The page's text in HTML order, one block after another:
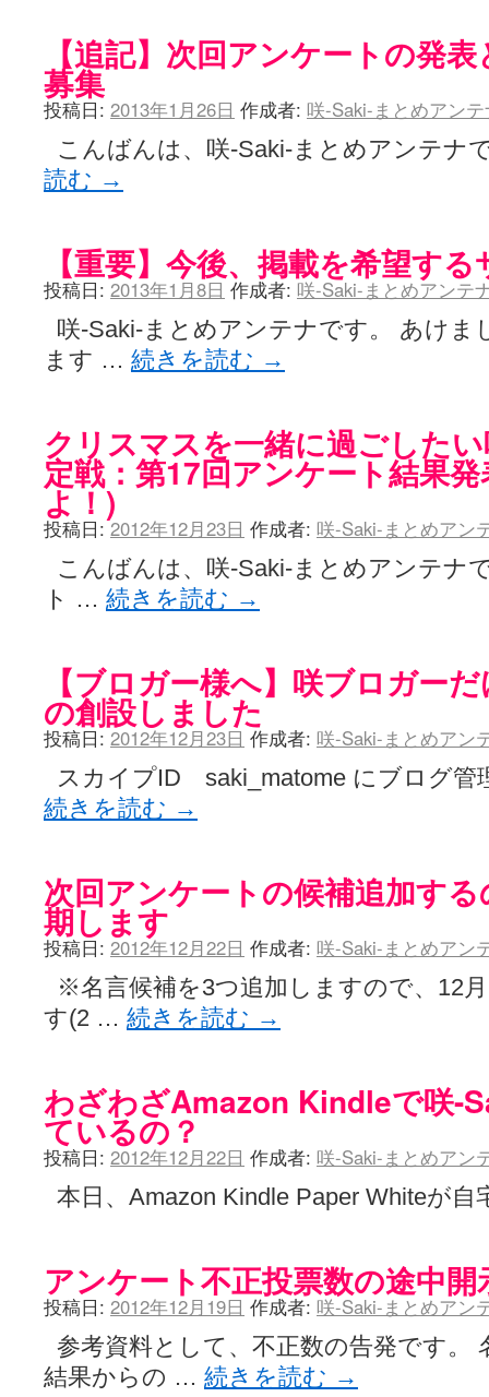
【追記】次回アンケートの発
募集
投稿日: 2013年1月26日 作成者: 咲-Saki-まとめアン
こんばんは、咲-Saki-まとめアンテ
読む →
【重要】今後、掲載を希望す
投稿日: 2013年1月8日 作成者: 咲-Saki-まとめアンテ
咲-Saki-まとめアンテナです。 あけま
ます … 続きを読む →
クリスマスを一緒に過ごした
定戦：第17回アンケート結果
よ！)
投稿日: 2012年12月23日 作成者: 咲-Saki-まとめアン
こんばんは、咲-Saki-まとめアンテナ
ト … 続きを読む →
【ブロガー様へ】咲ブロガー
の創設しました
投稿日: 2012年12月23日 作成者: 咲-Saki-まとめアン
スカイプID saki_matome にブログ
続きを読む →
次回アンケートの候補追加す
期します
投稿日: 2012年12月22日 作成者: 咲-Saki-まとめアン
※名言候補を3つ追加しますので、12
す(2 … 続きを読む →
わざわざAmazon Kindleで咲-
ているの？
投稿日: 2012年12月22日 作成者: 咲-Saki-まとめアン
本日、Amazon Kindle Paper Whiteが
アンケート不正投票数の途中開
投稿日: 2012年12月19日 作成者: 咲-Saki-まとめアン
参考資料として、不正数の告発です。
結果からの … 続きを読む →